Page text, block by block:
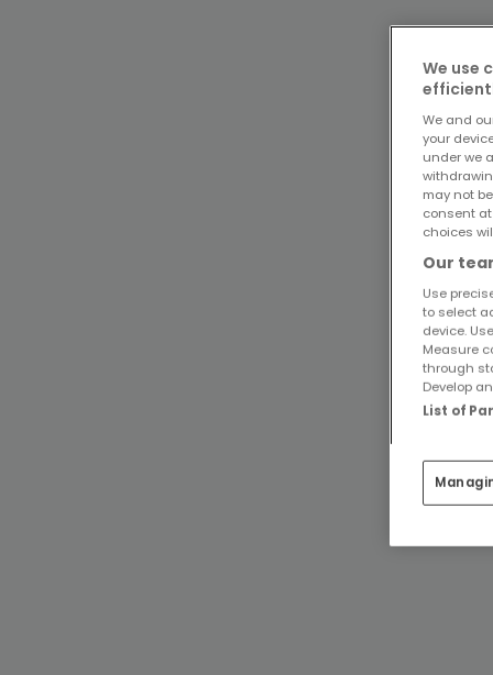
We use
We and
your
under we
may not
consent
choices
Our
Use
to select
device.
Measure
through
Develop
List of